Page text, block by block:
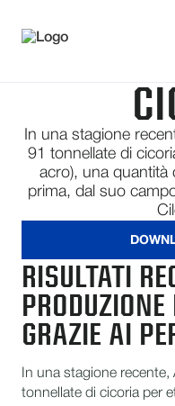
In una stagione
91 tonnellate di
acro), una quantità
prima, dal suo
RISULTATI
GRAZIE AI
In una stagione recente,
tonnellate di cicoria per